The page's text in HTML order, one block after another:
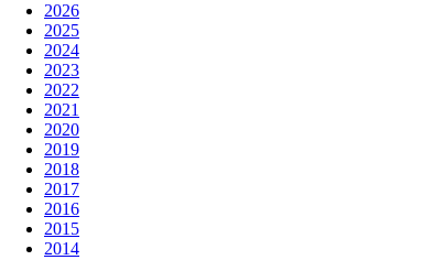
2026
2025
2024
2023
2022
2021
2020
2019
2018
2017
2016
2015
2014